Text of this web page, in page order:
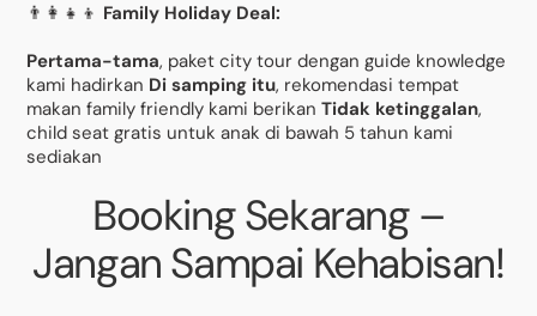
👨‍👩‍👧‍👦 Family Holiday Deal:
Pertama-tama, paket city tour dengan guide knowledge
kami hadirkan Di samping itu, rekomendasi tempat
makan family friendly kami berikanTidak ketinggalan,
child seat gratis untuk anak di bawah 5 tahun kami
sediakan
Booking Sekarang –
Jangan Sampai Kehabisan!